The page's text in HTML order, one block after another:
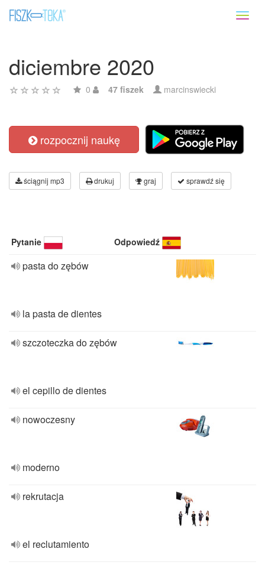
diciembre 2020
0 47 fiszek marcinswiecki
rozpocznij naukę
ściągnij mp3 drukuj graj sprawdź się
Pytanie Odpowiedź
pasta do zębów
la pasta de dientes
szczoteczka do zębów
el cepillo de dientes
nowoczesny
moderno
rekrutacja
el reclutamiento